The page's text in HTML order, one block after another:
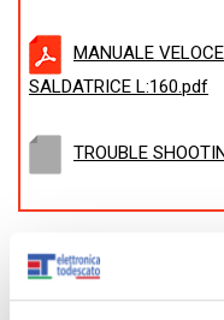
MANUALE
SALDATRICE L:160.pdf
TROUBLE
Descrizione:
Pensata per attrezzare